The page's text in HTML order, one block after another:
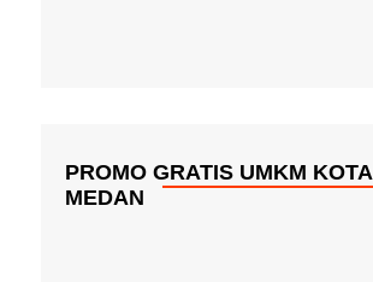
PROMO GRATIS UMKM KOTA
MEDAN